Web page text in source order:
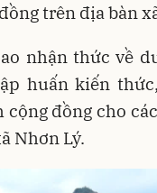
trên địa bàn
nhận thức về
huấn kiến
đồng cho
Nhơn Lý.